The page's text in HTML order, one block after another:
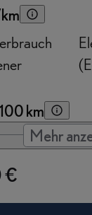
km
Mehr
€